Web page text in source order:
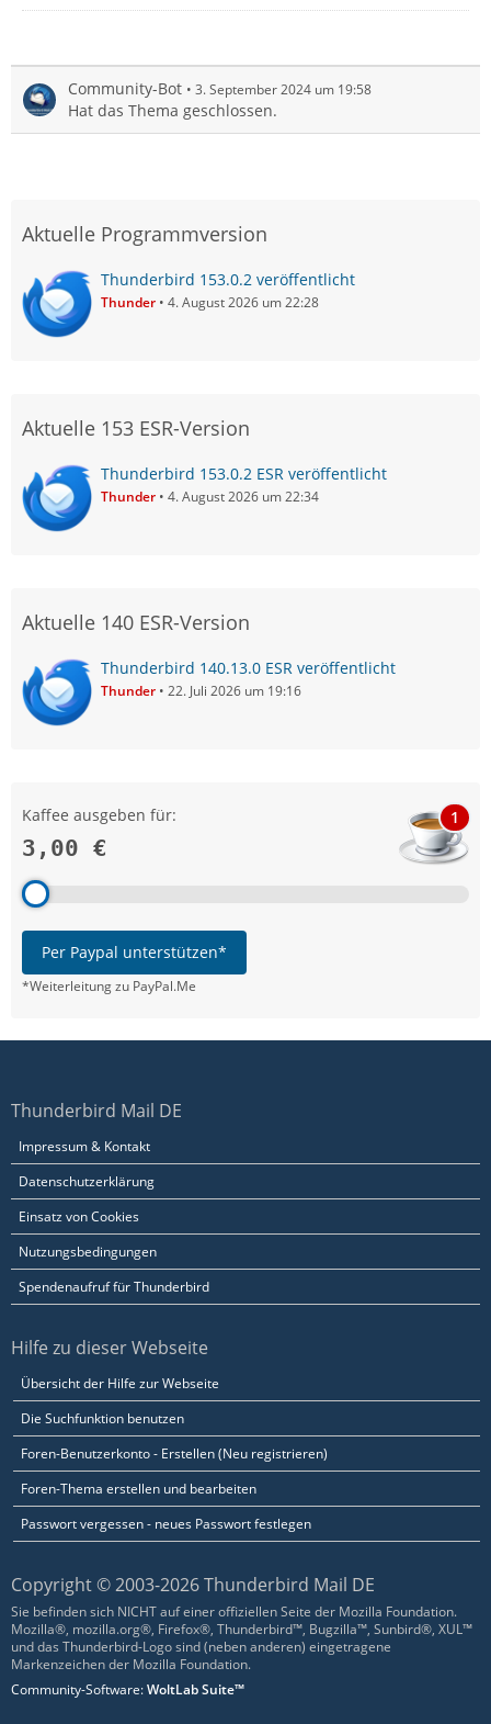
Community-Bot 3. September 2024 um 19:58
Hat das Thema geschlossen.
Aktuelle Programmversion
Thunderbird 153.0.2 veröffentlicht
Thunder 4. August 2026 um 22:28
Aktuelle 153 ESR-Version
Thunderbird 153.0.2 ESR veröffentlicht
Thunder 4. August 2026 um 22:34
Aktuelle 140 ESR-Version
Thunderbird 140.13.0 ESR veröffentlicht
Thunder 22. Juli 2026 um 19:16
Kaffee ausgeben für:
3,00 €
1
Per Paypal unterstützen*
*Weiterleitung zu PayPal.Me
Thunderbird Mail DE
Impressum & Kontakt
Datenschutzerklärung
Einsatz von Cookies
Nutzungsbedingungen
Spendenaufruf für Thunderbird
Hilfe zu dieser Webseite
Übersicht der Hilfe zur Webseite
Die Suchfunktion benutzen
Foren-Benutzerkonto - Erstellen (Neu registrieren)
Foren-Thema erstellen und bearbeiten
Passwort vergessen - neues Passwort festlegen
Copyright © 2003-2026 Thunderbird Mail DE
Sie befinden sich NICHT auf einer offiziellen Seite der Mozilla Foundation.
Mozilla®, mozilla.org®, Firefox®, Thunderbird™, Bugzilla™, Sunbird®, XUL™
und das Thunderbird-Logo sind (neben anderen) eingetragene
Markenzeichen der Mozilla Foundation.
Community-Software:WoltLab Suite™